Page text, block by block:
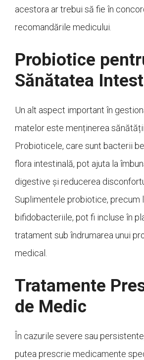
acestora ar trebui să fie în
recomandările medicului.
Probiotice
Sănătatea
Un alt aspect important în
matelor este menținerea
Probioticele, care sunt bacterii
flora intestinală, pot ajuta la
digestive și reducerea
Suplimentele probiotice, precum
bifidobacteriile, pot fi incluse în
tratament sub îndrumarea unui
medical.
Tratamente
de Medic
În cazurile severe sau
putea prescrie medicamente